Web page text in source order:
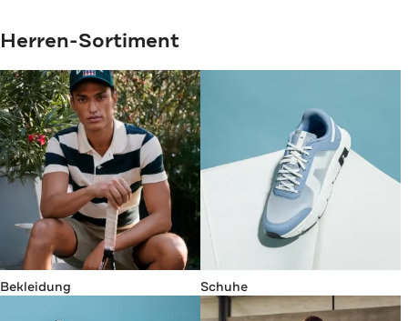
Herren-Sortiment
Bekleidung Schuhe